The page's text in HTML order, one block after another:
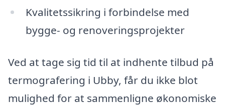
Kvalitetssikring i forbindelse med
bygge- og renoveringsprojekter
Ved at tage sig tid til at indhente tilbud på
termografering i Ubby, får du ikke blot
mulighed for at sammenligne økonomiske